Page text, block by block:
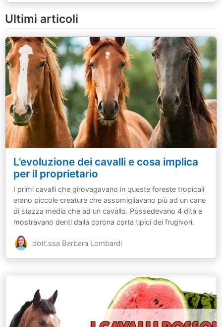
Ultimi articoli
L’evoluzione dei cavalli e cosa implica
per il proprietario
I primi cavalli che girovagavano in queste foreste tropicali
erano piccole creature che assomigliavano più ad un cane
di stazza media che ad un cavallo. Possedevano 4 dita e
mostravano denti dalla corona corta tipici dei frugivori.
dott.ssa Barbara Lombardi